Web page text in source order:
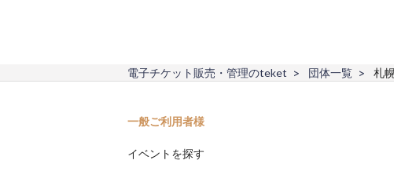
電子チケット販売・管理のteket 団体一覧 札
一般ご利用者様
イベントを探す